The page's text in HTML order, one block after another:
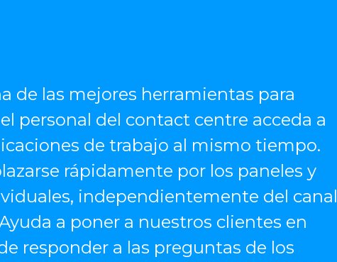
de las mejores herramientas para
personal del contact centre acceda a
de trabajo al mismo tiempo.
rápidamente por los paneles y
independientemente del canal
a poner a nuestros clientes en
responder a las preguntas de los